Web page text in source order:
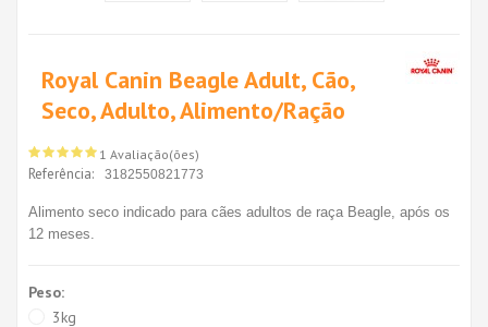
Royal Canin Beagle Adult, Cão,
Seco, Adulto, Alimento/Ração
1 Avaliação(ões)
Referência: 3182550821773
Alimento seco indicado para cães adultos de raça Beagle, após os
12 meses.
Peso:
3kg